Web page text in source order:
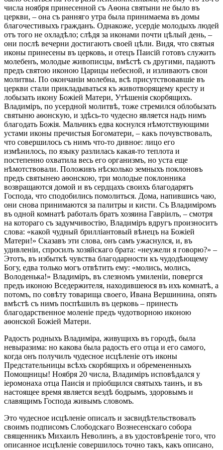
числа ноября принесенной съ Аѳона святыни не было въ
церкви, – она съ ранняго утра была принимаема въ домы
благочестивыхъ гражданъ. Однакоже, усердіе молодыхъ людей
отъ того не охладѣло; слѣдя за иконами почти цѣлый день, –
они послѣ вечерни достигаютъ своей цѣли. Видя, что святыя
иконы принесены въ церковь, и отецъ Паисій готовъ служить
молебенъ, молодые живописцы, вмѣстѣ съ другими, падаютъ
предъ святою иконою Царицы небесной, и изливаютъ свои
молитвы. По окончаніи молебна, всѣ присутствовавшіе въ
церкви стали прикладываться къ животворящему кресту и
лобызать икону Божіей Матери, Утѣшенія скорбящихъ.
Владиміръ, по усердной молитвѣ, тоже стремился облобызать
святыню аѳонскую, и здѣсь-тο чудесно является надъ нимъ
благодать Божія. Мальчикъ едва коснулся нѣмотствующими
устами иконы пречистыя Богоматери, – какъ почувствовалъ,
что совершилось съ нимъ что-то дивное: лицо его
измѣнилось, по языку разлилась какая-то теплота и
постепенно охватила весь его организмъ, но уста еще
нѣмотствовали. Положивъ нѣсколько земныхъ поклоновъ
предъ святынею аѳонскою, три молодые поклонника
возвращаются домой и въ сердцахъ своихъ благодарятъ
Господа, что сподобились помолиться. Дома, напившись чаю,
они снова принимаются за палитры и кисти. Съ Владиміромъ
въ одной комнатѣ работалъ братъ хозяина Гавріилъ, – смотря
на котораго съ задумчивостію, Владиміръ вдругъ произноситъ
слова: «какой чудный брилліантовый вѣнецъ на Божіей
Матери!» Сказавъ эти слова, онъ самъ ужаснулся, и, въ
удивленіи, спросилъ хозяйскаго брата: «неужели я говорю?» –
Этотъ, въ избыткѣ чувства благодарности къ чудодѣющему
Богу, едва только могъ отвѣтить ему: «молись, молись,
Володенька!» Владиміръ, въ слезномъ умиленіи, повергся
предъ иконою Вседержителя, находившеюся въ ихъ комнатѣ, а
потомъ, по совѣту товарища своего, Ивана Вершинина, опять
вмѣстѣ съ нимъ поспѣшилъ въ церковь – принесть
благодарственное моленіе предъ чудотворною иконою
аѳонской Божіей Матери.
Радость родныхъ Владиміра, живущихъ въ городѣ, была
невыразима: но какова была радость его отца и его самого,
когда онъ получилъ чудесное исцѣленіе отъ иконы
Предстательницы всѣхъ скорбящихъ и обремененныхъ
Помощницы! Ноября 20 числа, Владиміръ исповѣдался у
іеромонаха отца Паисія и пріобщился святыхъ таинъ, и въ
настоящее время является вездѣ бодрымъ, здоровымъ и
славящимъ Господа живымъ словомъ.
Это чудесное исцѣленіе описалъ и засвидѣтельствовалъ
своимъ подписомъ Слободскаго Вознесенскаго собора
священникъ Михаилъ Неволинъ, а въ удостовѣреніе того, что
описанное исцѣленіе совершилось точно такъ, какъ описано,